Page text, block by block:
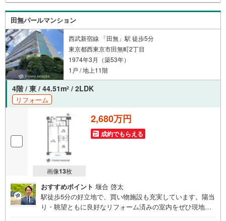
い合わせください。※記載賃料等の収入や利回りは、将来に
わたり、得られることを保証するものではありません。※賃
料等については、賃貸中のものについては現在の賃料等
で、空室または所有者居住中等のものについては、周辺の
賃料相場に基づき、満室時を想定して表示しています。
田無パールマンション
西武新宿線 「田無」駅 徒歩5分
東京都西東京市田無町2丁目
1974年3月（築53年）
1戸 / 地上11階
4階 / 東 / 44.51m2 / 2LDK
リフォーム
画像13枚
2,680万円
成約でもらえる
おすすめポイント 堰合 啓太
駅徒歩5分の好立地で、買い物施設も充実しています。陽当
り・眺望ともに良好なリフォーム済みの室内をぜひ現地で